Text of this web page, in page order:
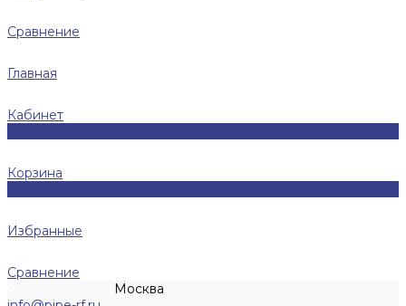
Сравнение
Главная
Кабинет
Корзина
Избранные
Сравнение
Москва